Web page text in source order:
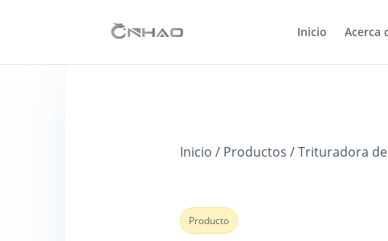
Inicio Acerca
Inicio / Productos / Trituradora de
Producto